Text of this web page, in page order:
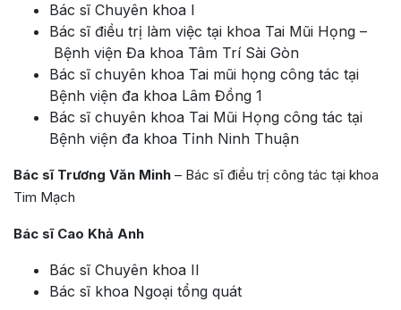
Bác sĩ Chuyên khoa I
Bác sĩ điều trị làm việc tại khoa Tai Mũi Họng –
Bệnh viện Đa khoa Tâm Trí Sài Gòn
Bác sĩ chuyên khoa Tai mũi họng công tác tại
Bệnh viện đa khoa Lâm Đồng 1
Bác sĩ chuyên khoa Tai Mũi Họng công tác tại
Bệnh viện đa khoa Tỉnh Ninh Thuận
Bác sĩ Trương Văn Minh – Bác sĩ điều trị công tác tại khoa
Tim Mạch
Bác sĩ Cao Khả Anh
Bác sĩ Chuyên khoa II
Bác sĩ khoa Ngoại tổng quát